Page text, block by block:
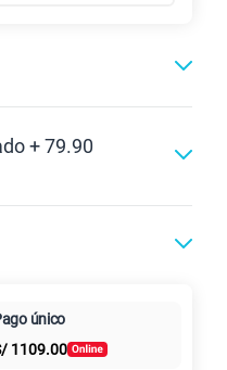
+ 79.90
en alta velocidad
S/ 79.90 S/
50% dto. x 6 meses
intereses
único
1109.00